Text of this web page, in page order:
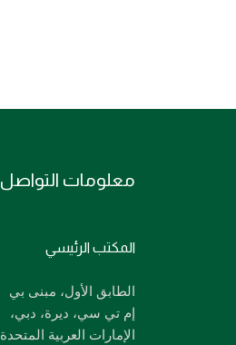
معلومات التواصل
المكتب الرئيسي
الطابق الأول، مبنى بي
إم تي سي، ديرة، دبي،
الإمارات العربية المتحدة